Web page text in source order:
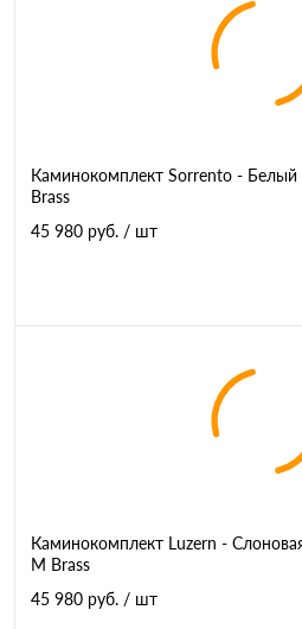
Каминокомплект Sorrento - Белый
Brass
45 980 руб. / шт
Каминокомплект Luzern -
M Brass
45 980 руб. / шт